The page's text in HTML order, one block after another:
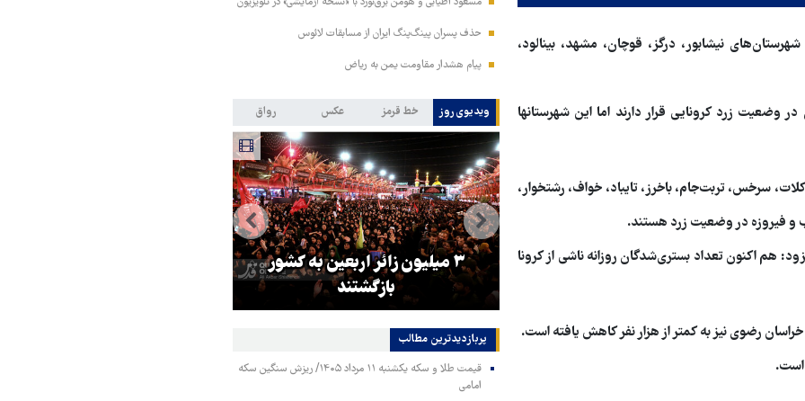
نیشابور، درگز، قوچان، مشهد، بینالود،
زرد کرونایی قرار دارند اما این شهرستانها
سرخس، تربت‌جام، باخرز، تایباد، خواف، رشتخوار،
و فیروزه در وضعیت زرد هستند.
هم اکنون تعداد بستری‌شدگان روزانه ناشی از کرونا
رضوی نیز به کمتر از هزار نفر کاهش یافته است.
حذف پسران پینگ‌پنگ ایران از مسابقات لائوس
پیام هشدار مقاومت یمن به ریاض
ویدیوی روز خط قرمز عکس رواق
ترامپ نماد فساد، اقتدارگرایی و
۳ میلیون زائر اربعین به کشور
بازگشتند
پربازدیدترین‌ مطالب
قیمت طلا و سکه یکشنبه ۱۱ مرداد ۱۴۰۵/ ریزش سنگین سکه
امامی